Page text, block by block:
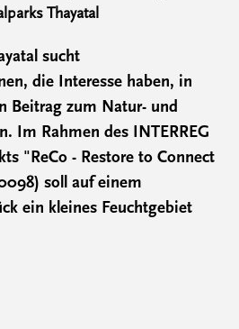
Thayatal
sucht
die Interesse haben, in
Beitrag zum Natur- und
Im Rahmen des INTERREG
"ReCo - Restore to Connect
soll auf einem
ein kleines Feuchtgebiet